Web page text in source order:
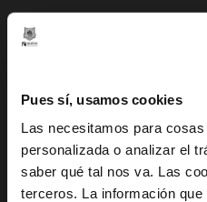
Pues sí, usamos cookies
Las necesitamos para
personalizada o analizar el
saber qué tal nos va. Las
terceros. La información
(+34) 944 70